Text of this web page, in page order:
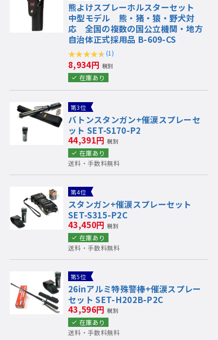
熊よけスプレーホルスターセット
中型モデル 熊・猪・猿・野犬対
応 全国の複数の国公立機関・地方
自治体正式採用品 B-609-CS
(1)
8,934円 税別
在庫あり
第3位
バトンスタンガン+催涙スプレーセ
ット SET-S170-P2
44,391円 税別
在庫あり
送料・手数料無料
第4位
スタンガン+催涙スプレーセット
SET-S315-P2C
43,450円 税別
在庫あり
送料・手数料無料
第5位
26inアルミ特殊警棒+催涙スプレー
セット SET-H202B-P2C
43,596円 税別
在庫あり
送料・手数料無料